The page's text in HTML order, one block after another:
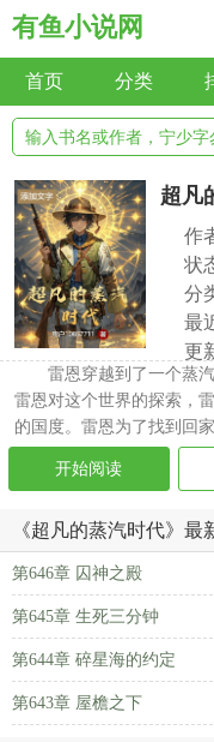
有鱼小说网
首页 分类
超凡
作
状
分
最
更
雷恩穿越到了一个蒸
雷恩对这个世界的探索，
的国度。雷恩为了找到回
开始阅读
《超凡的蒸汽时代》最
第646章 囚神之殿
第645章 生死三分钟
第644章 碎星海的约定
第643章 屋檐之下